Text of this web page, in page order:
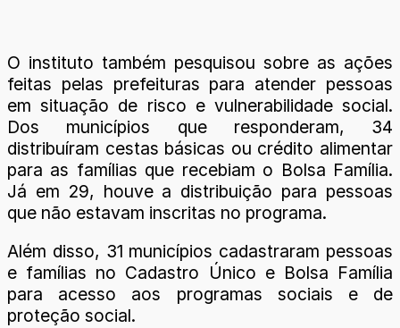
O instituto também pesquisou sobre as ações
feitas pelas prefeituras para atender pessoas
em situação de risco e vulnerabilidade social.
Dos municípios que responderam, 34
distribuíram cestas básicas ou crédito alimentar
para as famílias que recebiam o Bolsa Família.
Já em 29, houve a distribuição para pessoas
que não estavam inscritas no programa.
Além disso, 31 municípios cadastraram pessoas
e famílias no Cadastro Único e Bolsa Família
para acesso aos programas sociais e de
proteção social.